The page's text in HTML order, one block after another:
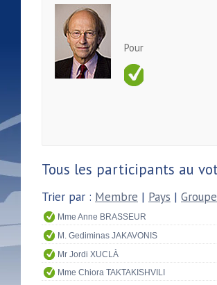
Pour
Tous les participants au
Trier par : Membre | Pays |
Mme Anne BRASSEUR
M. Gediminas JAKAVONIS
Mr Jordi XUCLÀ
Mme Chiora TAKTAKISHVILI